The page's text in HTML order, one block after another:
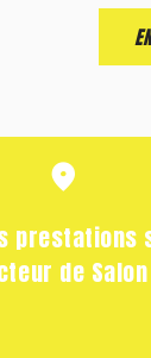
prestations
de